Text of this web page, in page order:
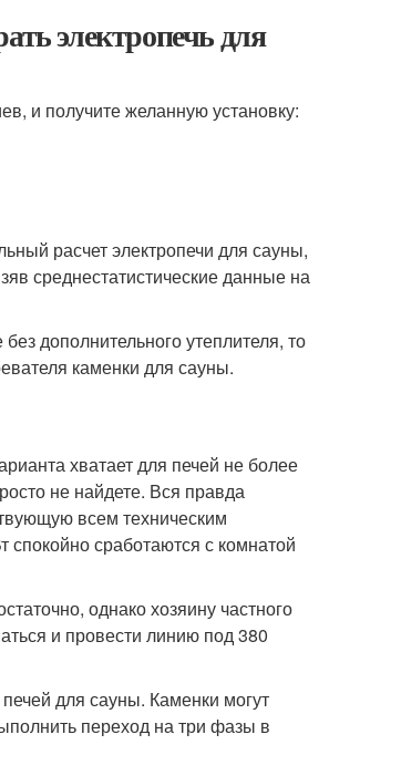
электропечь для
и получите желанную установку:
расчет электропечи для сауны,
среднестатистические данные на
дополнительного утеплителя, то
каменки для сауны.
хватает для печей не более
не найдете. Вся правда
всем техническим
сработаются с комнатой
однако хозяину частного
и провести линию под 380
для сауны. Каменки могут
переход на три фазы в